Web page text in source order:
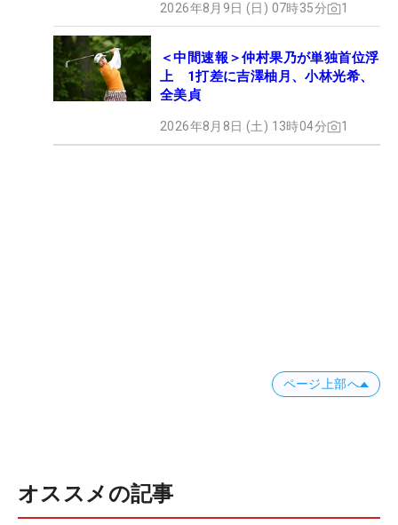
2026年8月9日 (日) 07時35分 1
＜中間速報＞仲村果乃が単独首位浮
上 1打差に吉澤柚月、小林光希、
全美貞
2026年8月8日 (土) 13時04分 1
ページ上部へ
オススメの記事